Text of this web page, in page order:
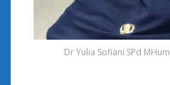
u
n
a
:
J
Dr Yulia Sofiani SPd